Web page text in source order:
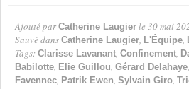
Ajouté par Catherine Laugier le 30 mai
Sauvé dans Catherine Laugier, L'Équipe,
Tags: Clarisse Lavanant, Confinement,
Babilotte, Elie Guillou, Gérard Delahaye,
Favennec, Patrik Ewen, Sylvain Giro,